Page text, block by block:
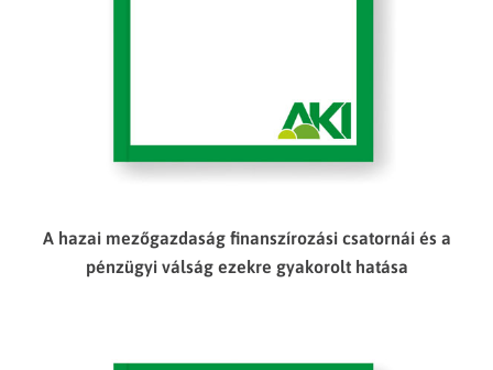
A hazai mezőgazdaság finanszírozási csatornái és a
pénzügyi válság ezekre gyakorolt hatása